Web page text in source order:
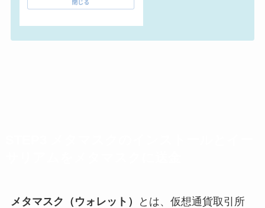
メタマスク（ウォレット）
とは、仮想通貨取引所